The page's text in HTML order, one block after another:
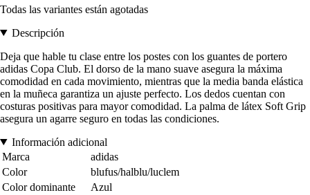
Todas las variantes están agotadas
Descripción
Deja que hable tu clase entre los postes con los guantes de portero
adidas Copa Club. El dorso de la mano suave asegura la máxima
comodidad en cada movimiento, mientras que la media banda elástica
en la muñeca garantiza un ajuste perfecto. Los dedos cuentan con
costuras positivas para mayor comodidad. La palma de látex Soft Grip
asegura un agarre seguro en todas las condiciones.
Información adicional
Marca
adidas
Color
blufus/halblu/luclem
Color dominante
Azul